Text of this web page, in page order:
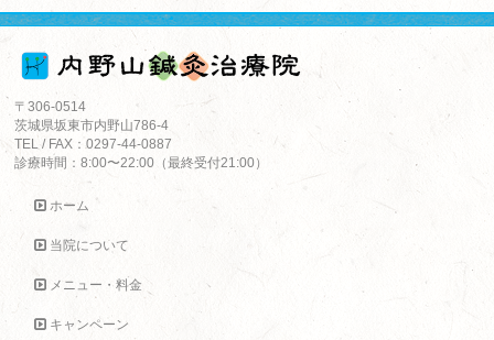
〒306-0514
茨城県坂東市内野山786-4
TEL / FAX：0297-44-0887
診療時間：8:00〜22:00（最終受付21:00）
ホーム
当院について
メニュー・料金
キャンペーン